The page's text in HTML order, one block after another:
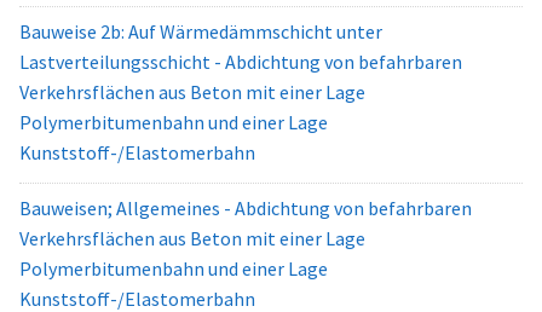
Bauweise 2b: Auf Wärmedämmschicht unter
Lastverteilungsschicht - Abdichtung von befahrbaren
Verkehrsflächen aus Beton mit einer Lage
Polymerbitumenbahn und einer Lage
Kunststoff-/Elastomerbahn
Bauweisen; Allgemeines - Abdichtung von befahrbaren
Verkehrsflächen aus Beton mit einer Lage
Polymerbitumenbahn und einer Lage
Kunststoff-/Elastomerbahn